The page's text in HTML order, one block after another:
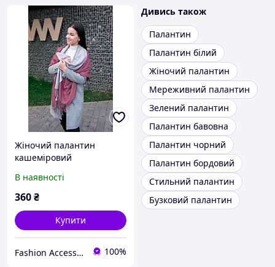
Жіночий палантин
кашеміровий
яскравий теплий на плечі
LEONORA сірий із
В наявності
360₴
Купити
Fashion Accessories 100%
Дивись також
Палантин
Палантин білий
Жіночий палантин
Мереживний палантин
Зелений палантин
Палантин бавовна
Палантин чорний
Палантин бордовий
Стильний палантин
Бузковий палантин